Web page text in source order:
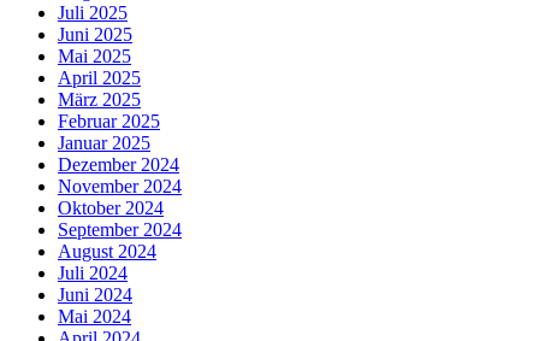
Juli 2025
Juni 2025
Mai 2025
April 2025
März 2025
Februar 2025
Januar 2025
Dezember 2024
November 2024
Oktober 2024
September 2024
August 2024
Juli 2024
Juni 2024
Mai 2024